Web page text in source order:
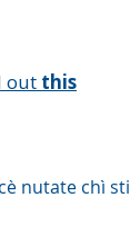
out this
nutate chì sti